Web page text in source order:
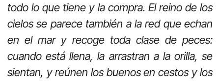
todo lo que tiene y la compra. El reino de los
cielos se parece también a la red que echan
en el mar y recoge toda clase de peces:
cuando está llena, la arrastran a la orilla, se
sientan, y reúnen los buenos en cestos y los